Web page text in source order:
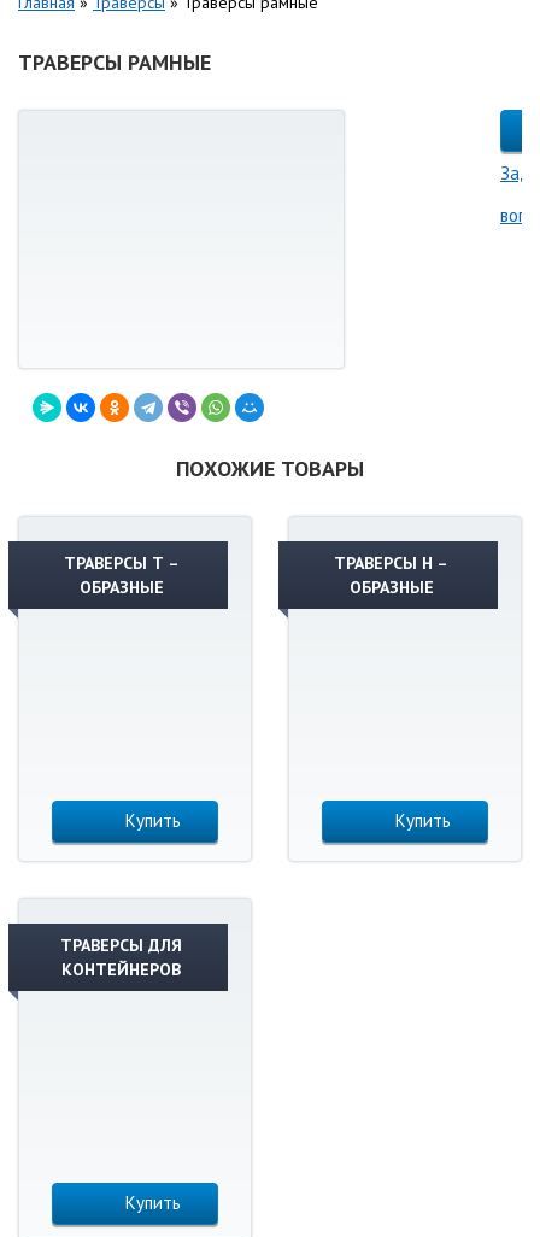
ТРАВЕРСЫ РАМНЫЕ
ПОХОЖИЕ ТОВАРЫ
ТРАВЕРСЫ Т –
ОБРАЗНЫЕ
Купить
ТРАВЕРСЫ Н –
ОБРАЗНЫЕ
Купить
ТРАВЕРСЫ ДЛЯ
КОНТЕЙНЕРОВ
Купить